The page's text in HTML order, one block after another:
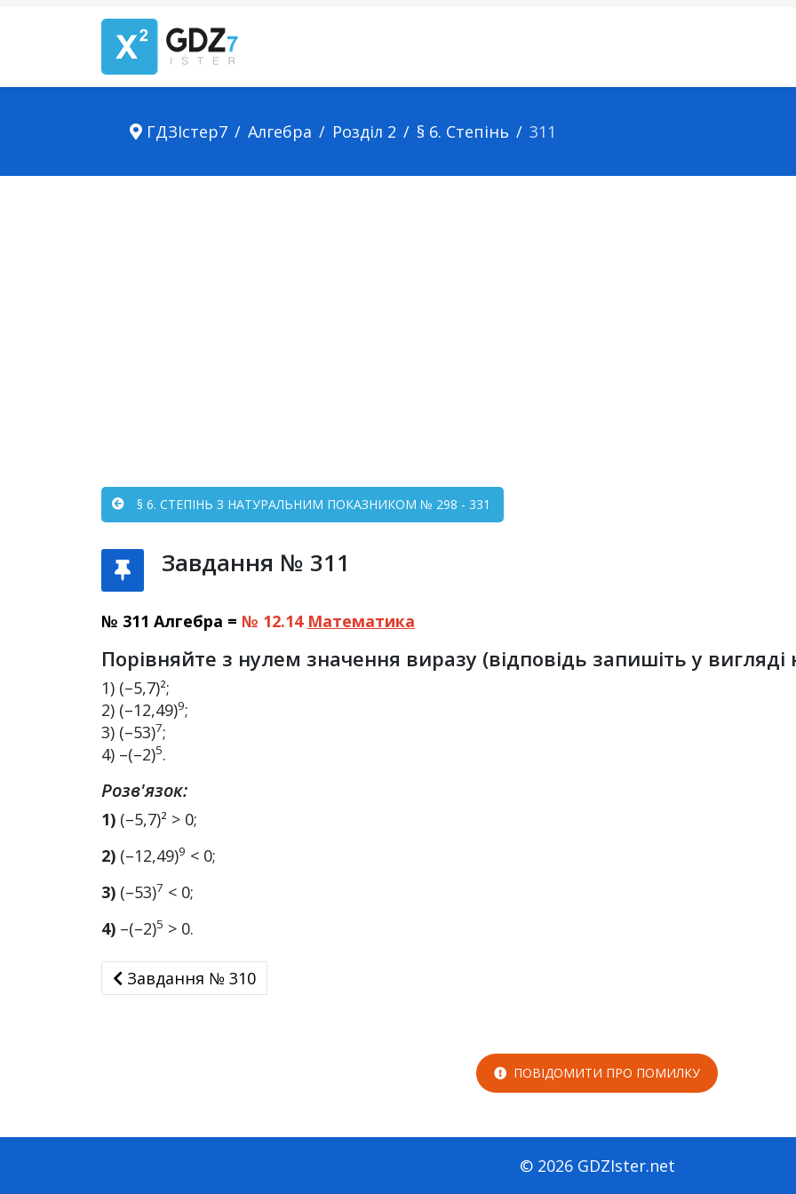
ГДЗІстер7 Алгебра Розділ 2 § 6. Степінь 311
§ 6. СТЕПІНЬ З НАТУРАЛЬНИМ ПОКАЗНИКОМ № 298 - 331
Завдання № 311
№ 311 Алгебра = № 12.14 Математика
Порівняйте з нулем значення виразу (відповідь запишіть у вигляді
1) (–5,7)²;
2) (–12,49)9;
3) (–53)7;
4) –(–2)5.
Розв'язок:
1) (–5,7)² > 0;
2) (–12,49)9 < 0;
3) (–53)7 < 0;
4) –(–2)5 > 0.
Завдання № 310
Завдання № 310
ПОВІДОМИТИ ПРО ПОМИЛКУ
© 2026 GDZIster.net